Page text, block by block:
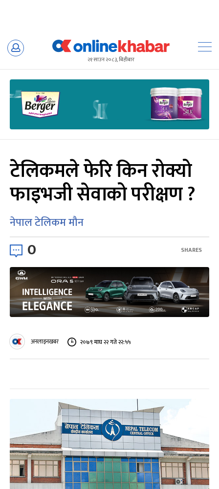
Skip
२१ साउन २०८३, बिहीबार
टेलिकमले फेरि किन रोक्यो
फाइभजी सेवाको परीक्षण ?
नेपाल टेलिकम मौन
0 SHARES
अनलाइनखबर २०७९ माघ २२ गते २२:५५